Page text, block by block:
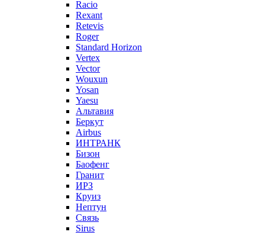
Racio
Rexant
Retevis
Roger
Standard Horizon
Vertex
Vector
Wouxun
Yosan
Yaesu
Альтавия
Беркут
Airbus
ИНТРАНК
Бизон
Баофенг
Гранит
ИРЗ
Круиз
Нептун
Связь
Sirus